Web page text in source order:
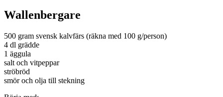
Wallenbergare
500 gram svensk kalvfärs (räkna med 100 g/person)
4 dl grädde
1 äggula
salt och vitpeppar
ströbröd
smör och olja till stekning